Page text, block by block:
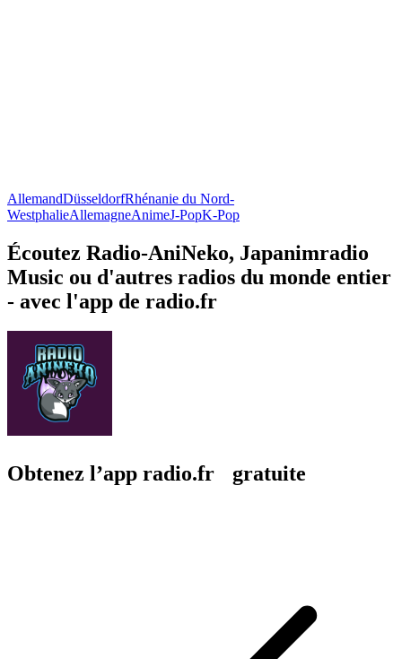
AllemandDüsseldorfRhénanie du Nord-
WestphalieAllemagneAnimeJ-PopK-Pop
Écoutez Radio-AniNeko, Japanimradio
Music ou d'autres radios du monde entier
- avec l'app de radio.fr
Obtenez l’app radio.fr gratuite